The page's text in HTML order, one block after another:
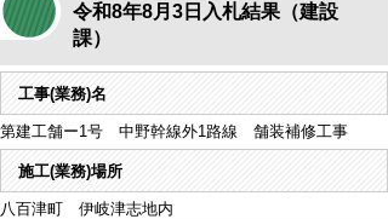
令和8年8月3日入札結果（建設
課）
工事(業務)名
第建工舗ー1号 中野幹線外1路線 舗装補修工事
施工(業務)場所
八百津町 伊岐津志地内